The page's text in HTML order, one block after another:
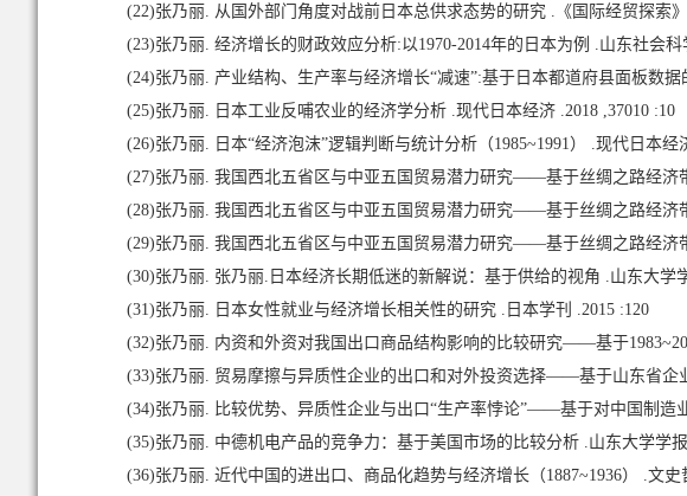
(22)张乃丽. 从国外部门角度对战前日本总供求态势的研究 .《国际经贸探索
(23)张乃丽. 经济增长的财政效应分析:以1970-2014年的日本为例 .山东社会科
(24)张乃丽. 产业结构、生产率与经济增长“减速”:基于日本都道府县面板数
(25)张乃丽. 日本工业反哺农业的经济学分析 .现代日本经济 .2018 ,37010 :10
(26)张乃丽. 日本“经济泡沫”逻辑判断与统计分析（1985~1991） .现代日本经
(27)张乃丽. 我国西北五省区与中亚五国贸易潜力研究——基于丝绸之路经济
(28)张乃丽. 我国西北五省区与中亚五国贸易潜力研究——基于丝绸之路经济
(29)张乃丽. 我国西北五省区与中亚五国贸易潜力研究——基于丝绸之路经济
(30)张乃丽. 张乃丽.日本经济长期低迷的新解说：基于供给的视角 .山东大学
(31)张乃丽. 日本女性就业与经济增长相关性的研究 .日本学刊 .2015 :120
(32)张乃丽. 内资和外资对我国出口商品结构影响的比较研究——基于
(33)张乃丽. 贸易摩擦与异质性企业的出口和对外投资选择——基于山东省企
(34)张乃丽. 比较优势、异质性企业与出口“生产率悖论”——基于对中国制造
(35)张乃丽. 中德机电产品的竞争力：基于美国市场的比较分析 .山东大学学
(36)张乃丽. 近代中国的进出口、商品化趋势与经济增长（1887~1936） .文史